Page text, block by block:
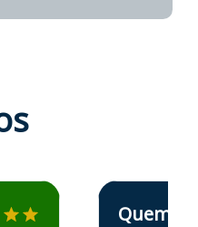
Aprova Concursos emEstudante Elais
Quem